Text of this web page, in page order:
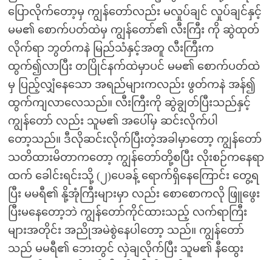
ပြောလိုက်တော့မှ ကျွန်တော်လည်း မလှုပ်ချင် လှုပ်ချင်နှင့်
မမ၏ စောက်ပတ်ထဲမှ ကျွန်တော်၏ လီးကြီး ကို ဆွဲထုတ်
လိုက်ရာ ဘွတ်ကနဲ မြည်သံနှင့်အတူ လီးကြီးက
ထွက်၍လာပြီး တပြိုင်နက်ထဲမှာပင် မမ၏ စောက်ပတ်ထဲ
မှ ပြည့်လျှံနေသော အရည်များကလည်း ဖွတ်ကနဲ အန်၍
ထွက်ကျလာလေသည်။ လီးကြီးကို ဆွဲချွတ်ပြီးသည်နှင့်
ကျွန်တော် လည်း သူမ၏ အပေါ်မှ ဆင်းလိုက်ပါ
တော့သည်။ ဒီလိုဆင်းလိုက်ပြီးတဲ့အခါမှာတော့ ကျွန်တော်
သတိထားမိတာကတော့ ကျွန်တော်တို့စပြီး လိုးစဉ်ကနေရာ
ထက် ခေါင်းရင်းသို့ (၂)ပေခန့် ရောက်ရှိနေကြောင်း တွေ့ရ
ပြီး မမရီ၏ နို့အုံကြီးများမှာ လည်း စောစောကလို ဖြူဖွေး
ပြီးမနေတော့ဘဲ ကျွန်တော်ကိုင်ထားသည့် လက်ရာကြီး
များအတိုင်း အညိုအမဲစွဲနေပါတော့ သည်။ ကျွန်တော်
သည် မမရီ၏ ဘေးတွင် လှဲချလိုက်ပြီး သူမ၏ နီထွေး